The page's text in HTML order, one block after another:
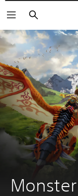
Suchen